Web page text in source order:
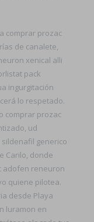
comprar prozac
de canalete,
xenical alli
pack
ingurgitación
lo respetado.
comprar prozac
ud
generico
Carilo, donde
adofen reneuron
quiene pilotea.
desde Playa
luramon en